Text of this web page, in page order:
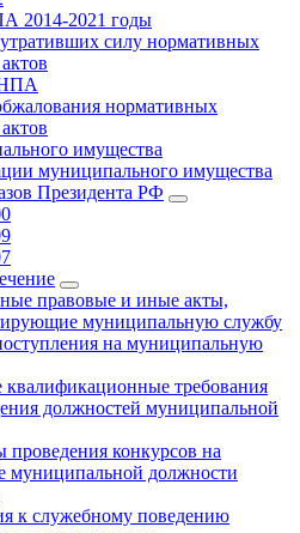
2014-2021 годы
силу нормативных
нормативных
имущества
муниципального имущества
Президента РФ
правовые и иные акты,
муниципальную службу
на муниципальную
требования
должностей муниципальной
проведения конкурсов на
муниципальной должности
к служебному поведению